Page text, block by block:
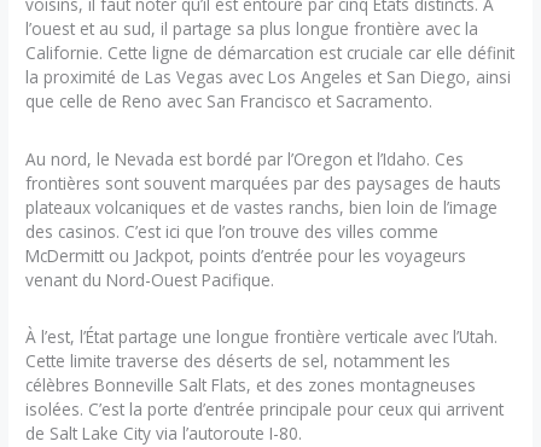
voisins, il faut noter qu’il est entouré par cinq États distincts. À
l’ouest et au sud, il partage sa plus longue frontière avec la
Californie. Cette ligne de démarcation est cruciale car elle définit
la proximité de Las Vegas avec Los Angeles et San Diego, ainsi
que celle de Reno avec San Francisco et Sacramento.
Au nord, le Nevada est bordé par l’Oregon et l’Idaho. Ces
frontières sont souvent marquées par des paysages de hauts
plateaux volcaniques et de vastes ranchs, bien loin de l’image
des casinos. C’est ici que l’on trouve des villes comme
McDermitt ou Jackpot, points d’entrée pour les voyageurs
venant du Nord-Ouest Pacifique.
À l’est, l’État partage une longue frontière verticale avec l’Utah.
Cette limite traverse des déserts de sel, notamment les
célèbres Bonneville Salt Flats, et des zones montagneuses
isolées. C’est la porte d’entrée principale pour ceux qui arrivent
de Salt Lake City via l’autoroute I-80.